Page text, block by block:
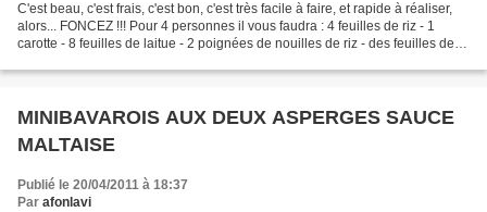
C'est beau, c'est frais, c'est bon, c'est très facile à faire, et rapide à réaliser,
alors... FONCEZ !!! Pour 4 personnes il vous faudra : 4 feuilles de riz - 1
carotte - 8 feuilles de laitue - 2 poignées de nouilles de riz - des feuilles de
MINIBAVAROIS AUX DEUX ASPERGES SAUCE
MALTAISE
Publié le 20/04/2011 à 18:37
Par afonlavi